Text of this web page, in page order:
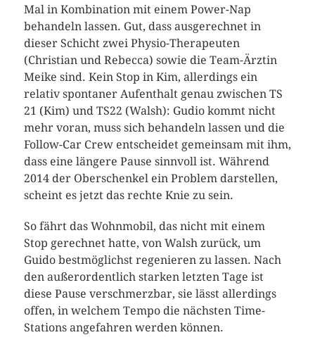
Mal in Kombination mit einem Power-Nap
behandeln lassen. Gut, dass ausgerechnet in
dieser Schicht zwei Physio-Therapeuten
(Christian und Rebecca) sowie die Team-Ärztin
Meike sind. Kein Stop in Kim, allerdings ein
relativ spontaner Aufenthalt genau zwischen TS
21 (Kim) und TS22 (Walsh): Gudio kommt nicht
mehr voran, muss sich behandeln lassen und die
Follow-Car Crew entscheidet gemeinsam mit ihm,
dass eine längere Pause sinnvoll ist. Während
2014 der Oberschenkel ein Problem darstellen,
scheint es jetzt das rechte Knie zu sein.
So fährt das Wohnmobil, das nicht mit einem
Stop gerechnet hatte, von Walsh zurück, um
Guido bestmöglichst regenieren zu lassen. Nach
den außerordentlich starken letzten Tage ist
diese Pause verschmerzbar, sie lässt allerdings
offen, in welchem Tempo die nächsten Time-
Stations angefahren werden können.